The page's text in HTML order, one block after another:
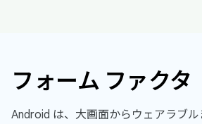
フォーム ファクタ
Android は、大画面からウェアラブ